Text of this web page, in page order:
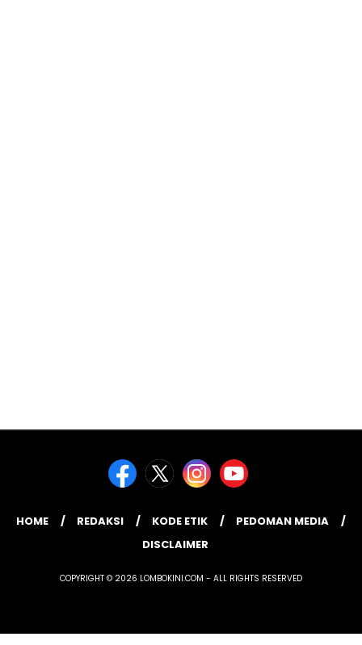
HOME REDAKSI KODE ETIK
PEDOMAN MEDIA
DISCLAIMER
COPYRIGHT © 2026 LOMBOKINI.COM - ALL RIGHTS RESERVED